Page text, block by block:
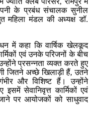
के प्रबंध संचालक सुनील
महिला मंडल की अध्यक्ष डॉ.
में कहा कि वार्षिक खेलकूद
एवं उनके परिजनों के बीच
प्रसन्नता व्यक्त करते हुए
जितने अच्छे खिलाड़ी हैं, उतने
और विशिष्ट हैं। उन्होंने
इसमें सेवानिवृत्त कार्मिकों एवं
पर आयोजकों को साधुवाद